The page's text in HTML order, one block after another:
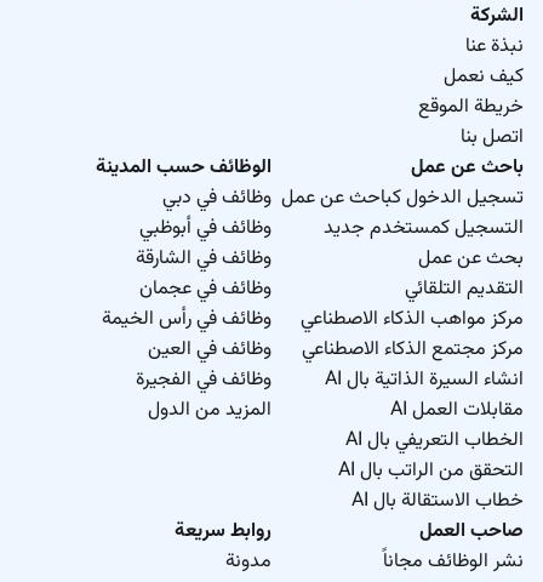
الشركة
نبذة عنا
كيف نعمل
خريطة الموقع
اتصل بنا
باحث عن عمل
تسجيل الدخول كباحث عن عمل
التسجيل كمستخدم جديد
بحث عن عمل
التقديم التلقائي
مركز مواهب الذكاء الاصطناعي
مركز مجتمع الذكاء الاصطناعي
انشاء السيرة الذاتية بال AI
مقابلات العمل AI
الخطاب التعريفي بال AI
التحقق من الراتب بال AI
خطاب الاستقالة بال AI
الوظائف حسب المدينة
وظائف في دبي
وظائف في أبوظبي
وظائف في الشارقة
وظائف في عجمان
وظائف في رأس الخيمة
وظائف في العين
وظائف في الفجيرة
المزيد من الدول
صاحب العمل
نشر الوظائف مجاناً
روابط سريعة
مدونة